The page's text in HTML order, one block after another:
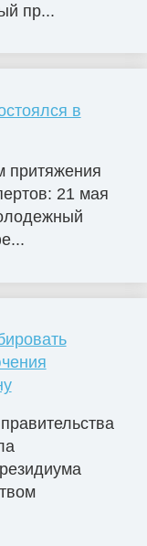
пр...
в
притяжения
21 мая